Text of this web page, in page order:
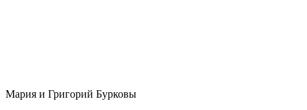
Мария и Григорий Бурковы